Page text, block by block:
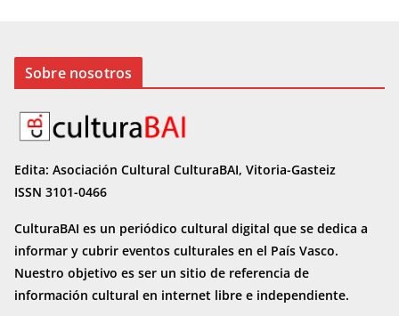
Sobre nosotros
Edita: Asociación Cultural CulturaBAI, Vitoria-Gasteiz
ISSN 3101-0466
CulturaBAI es un periódico cultural digital que se dedica a
informar y cubrir eventos culturales en el País Vasco.
Nuestro objetivo es ser un sitio de referencia de
información cultural en internet libre e independiente.